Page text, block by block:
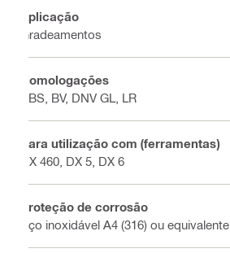
Aplicação
Gradeamentos
Homologações
ABS, BV, DNV GL, LR
Para utilização com (ferramentas)
DX 460, DX 5, DX 6
Proteção de corrosão
Aço inoxidável A4 (316) ou equivalente